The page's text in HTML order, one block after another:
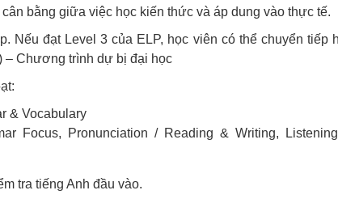
bằng giữa việc học kiến thức và áp dung vào thực tế.
Nếu đạt Level 3 của ELP, học viên có thể chuyển tiếp
– Chương trình dự bị đại học
& Vocabulary
Focus, Pronunciation / Reading & Writing,
tra tiếng Anh đầu vào.